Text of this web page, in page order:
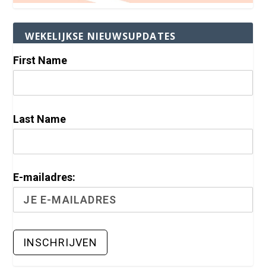
WEKELIJKSE NIEUWSUPDATES
First Name
Last Name
E-mailadres: